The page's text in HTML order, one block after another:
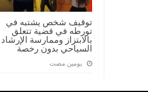
توقيف شخص يشتبه في
تورطه في قضية تتعلق
بالابتزاز وممارسة الإرشاد
السياحي بدون رخصة
‏يومين مضت